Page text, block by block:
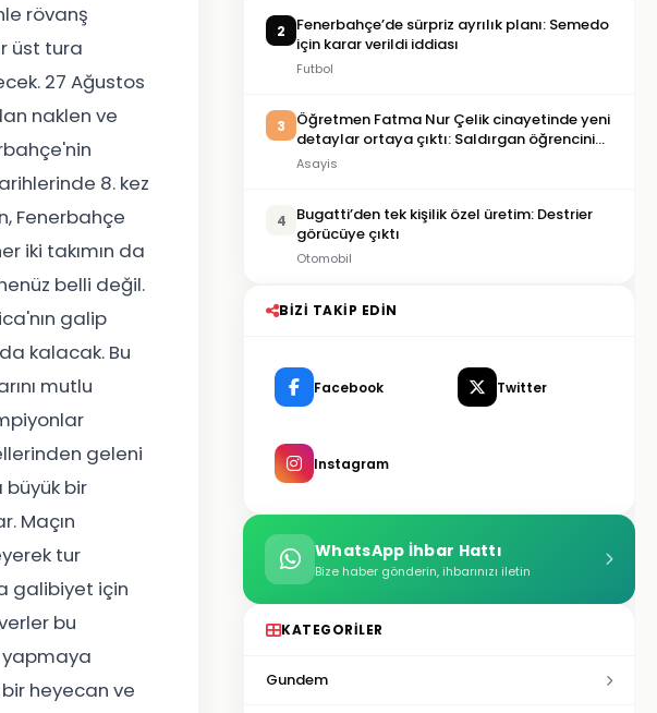
rövanş
üst tura
27 Ağustos
naklen ve
8. kez
Fenerbahçe
iki takımın da
belli değil.
galip
kalacak. Bu
mutlu
geleni
bir
Maçın
tur
galibiyet için
bu
yapmaya
heyecan ve
2
Fenerbahçe’de sürpriz ayrılık planı: Semedo
için karar verildi iddiası
Futbol
3
Öğretmen Fatma Nur Çelik cinayetinde yeni
detaylar ortaya çıktı: Saldırgan öğrencinin
geçmişi dikkat çekti
Asayis
4
Bugatti’den tek kişilik özel üretim: Destrier
görücüye çıktı
Otomobil
BIZI TAKIP EDIN
Facebook Twitter
Instagram
WhatsApp İhbar Hattı
Bize haber gönderin, ihbarınızı iletin
KATEGORILER
Gundem